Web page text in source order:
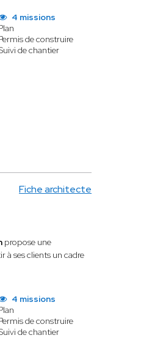
4 missions
de construire
de chantier
Fiche architecte
propose une
à ses clients un cadre
4 missions
de construire
de chantier